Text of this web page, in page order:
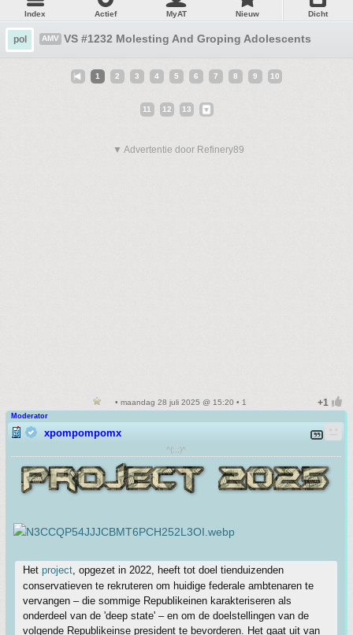
Index Actief MyAT Nieuw Dicht
pol AMV VS #1232 Molesting And Groping Adolescents
1 2 3 4 5 6 7 8 9 10
11 12 13
▼ Advertentie door Refinery89
• maandag 28 juli 2025 @ 15:20 • 1
Moderator
xpompompomx
^(;,;)^
Het project , opgezet in 2022, heeft tot doel tienduizenden
conservatieven te rekruteren om huidige federale ambtenaren te
vervangen – die sommige Republikeinen karakteriseren als
onderdeel van de 'deep state' – en om de doelstellingen van de
volgende Republikeinse president te bevorderen. Het gaat uit van